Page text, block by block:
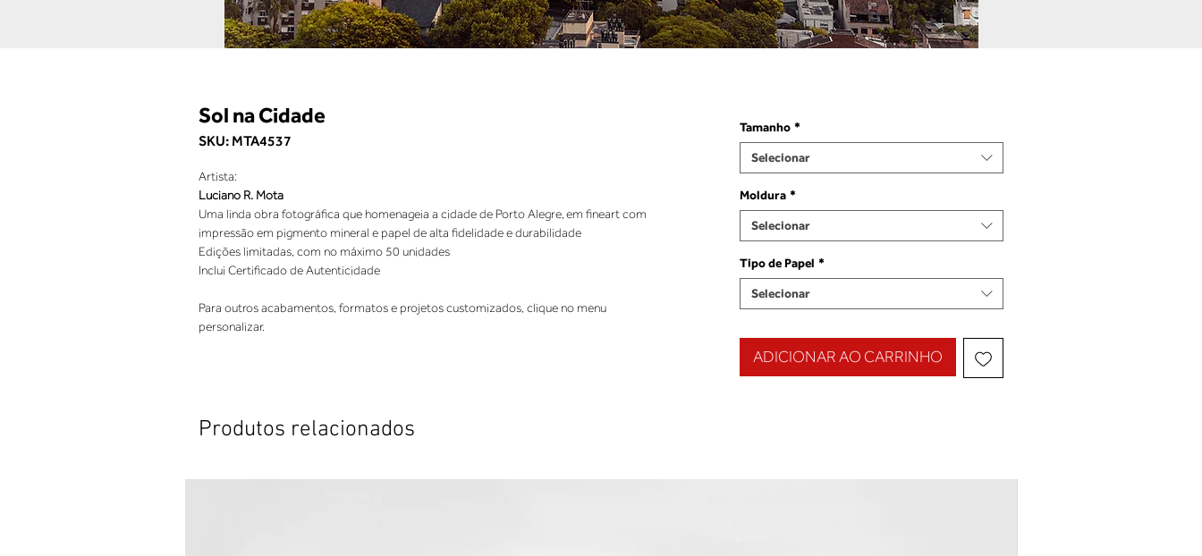
Sol na Cidade
SKU: MTA4537
Artista:
Luciano R. Mota
Uma linda obra fotográfica que homenageia a cidade de Porto Alegre, em fineart com
impressão em pigmento mineral e papel de alta fidelidade e durabilidade
Edições limitadas, com no máximo 50 unidades
Inclui Certificado de Autenticidade
Para outros acabamentos, formatos e projetos customizados, clique no menu
personalizar.
Tamanho *
Selecionar
Moldura *
Selecionar
Tipo de Papel *
Selecionar
ADICIONAR AO CARRINHO
Produtos relacionados